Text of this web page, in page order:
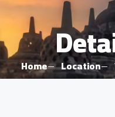
Home Location